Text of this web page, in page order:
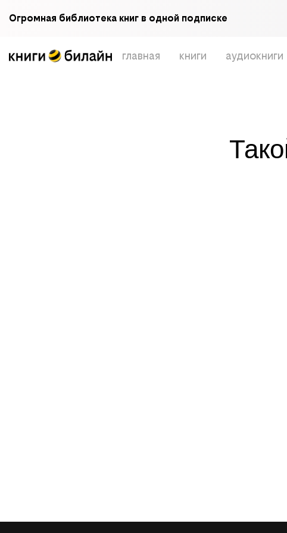
Огромная библиотека книг в одной подписке
главная книги аудиокниги